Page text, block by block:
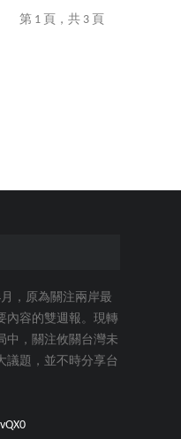
第 1 頁，共 3 頁
月，原為關注兩岸最
內容的雙週報。現轉
中，關注攸關台灣未
議題，並不時分享台